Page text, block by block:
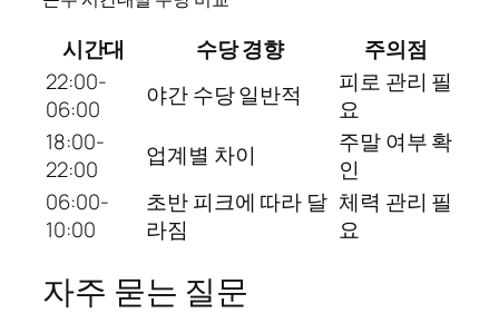
시간대 수당 경향
주의점
22:00-
06:00
야간 수당 일반적
피로 관리 필
요
18:00-
22:00
업계별 차이
주말 여부 확
인
06:00-
10:00
초반 피크에 따라 달
라짐
체력 관리 필
요
자주 묻는 질문